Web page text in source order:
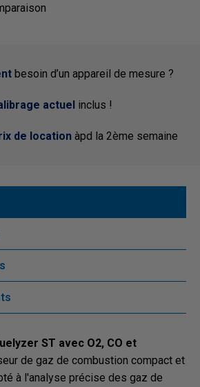
besoin d’un appareil de mesure ?
actuel inclus !
de location àpd la 2ème semaine
ST avec O2, CO et
de gaz de combustion compact et
à l'analyse précise des gaz de